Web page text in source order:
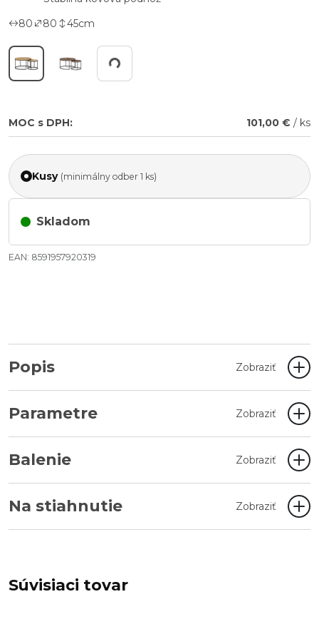
80
80 45cm Working...
MOC s DPH: 101,00 € / ks
Kusy (minimálny odber 1 ks)
Skladom
EAN: 8591957920319
Popis Zobraziť
Parametre Zobraziť
Balenie Zobraziť
Na stiahnutie Zobraziť
Súvisiaci tovar